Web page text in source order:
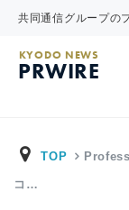
共同通信グループの
KYODO NEWS
PRWIRE
TOP
コ…